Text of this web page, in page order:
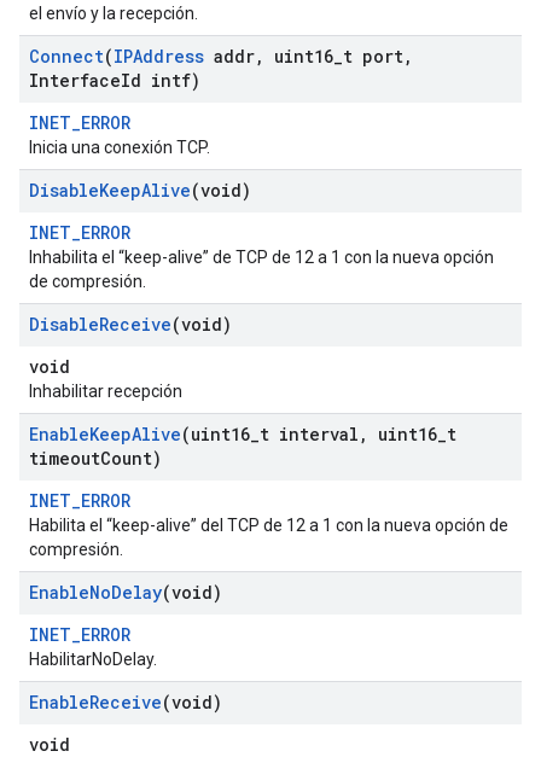
el envío y la recepción.
Connect(IPAddress addr, uint16 t port,
InterfaceId intf)
INET_ERROR
Inicia una conexión TCP.
DisableKeepAlive(void)
INET_ERROR
Inhabilita el “keep-alive” de TCP de 12 a 1 con la nueva opción
de compresión.
DisableReceive(void)
void
Inhabilitar recepción
EnableKeepAlive(uint16 t interval , uint16 t
timeoutCount)
INET_ERROR
Habilita el “keep-alive” del TCP de 12 a 1 con la nueva opción de
compresión.
EnableNoDelay(void)
INET_ERROR
HabilitarNoDelay.
EnableReceive(void)
void